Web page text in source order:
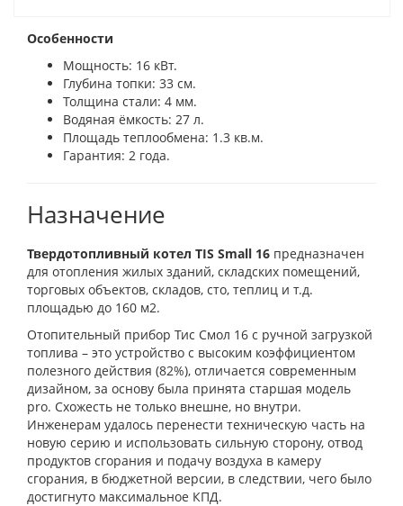
Особенности
Мощность: 16 кВт.
Глубина топки: 33 см.
Толщина стали: 4 мм.
Водяная ёмкость: 27 л.
Площадь теплообмена: 1.3 кв.м.
Гарантия: 2 года.
Назначение
Твердотопливный котел TIS Small 16 предназначен
для отопления жилых зданий, складских помещений,
торговых объектов, складов, сто, теплиц и т.д.
площадью до 160 м2.
Отопительный прибор Тис Смол 16 с ручной загрузкой
топлива – это устройство с высоким коэффициентом
полезного действия (82%), отличается современным
дизайном, за основу была принята старшая модель
pro. Схожесть не только внешне, но внутри.
Инженерам удалось перенести техническую часть на
новую серию и использовать сильную сторону, отвод
продуктов сгорания и подачу воздуха в камеру
сгорания, в бюджетной версии, в следствии, чего было
достигнуто максимальное КПД.